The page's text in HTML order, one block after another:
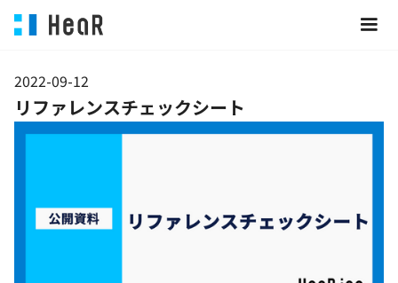
2022-09-12
リファレンスチェックシート